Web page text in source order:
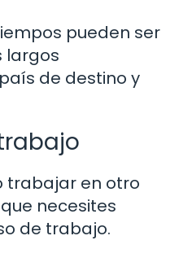
pueden ser
largos
de destino y
trabajar en otro
necesites
de trabajo.